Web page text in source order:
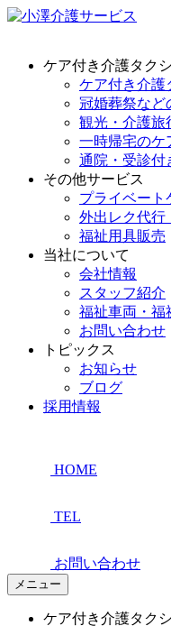
ケア付き介護タク
ケア付き介護
冠婚葬祭など
観光・介護旅
一時帰宅のケ
通院・受診付
その他サービス
プライベート
外出レク代行
福祉用具販売
当社について
会社情報
スタッフ紹介
福祉車両・福
お問い合わせ
トピックス
お知らせ
ブログ
採用情報
HOME
TEL
お問い合わせ
メニュー
ケア付き介護タク